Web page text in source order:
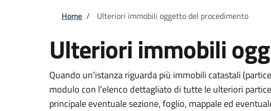
Briciole di pane
Home / Ulteriori immobili oggetto del procedimento
Ulteriori immobili
Quando un'istanza riguarda più immobili catastali
modulo con l'elenco dettagliato di tutte le ulteriori
principale eventuale sezione, foglio, mappale ed